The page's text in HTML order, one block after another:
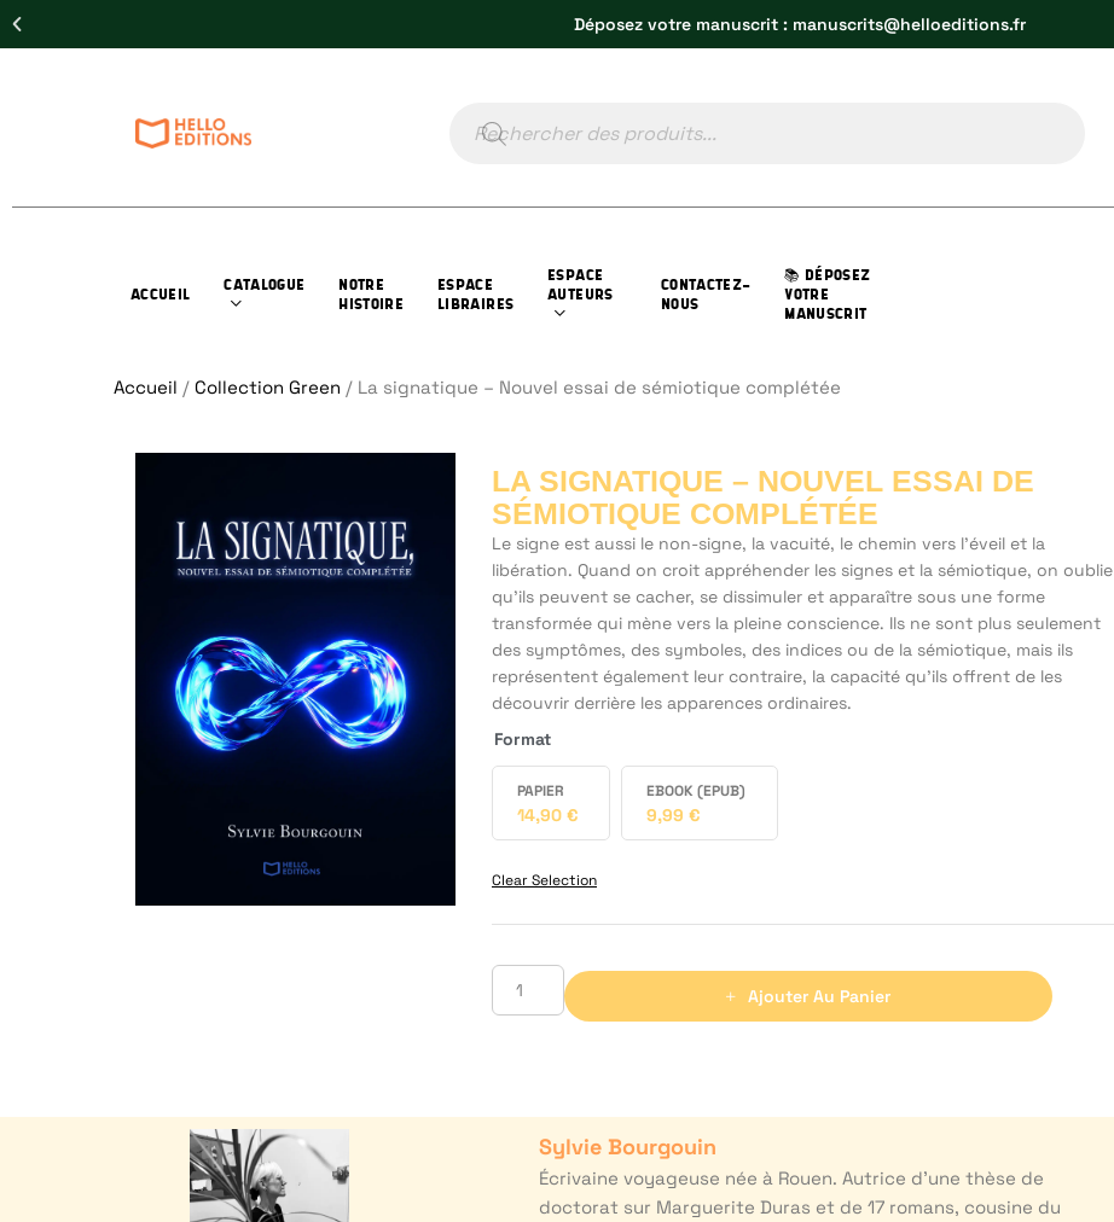
Déposez votre manuscrit : manuscrits@helloeditions.fr
ACCUEIL
CATALOGUE
NOTRE
HISTOIRE
ESPACE
LIBRAIRES
ESPACE
AUTEURS
CONTACTEZ-
NOUS
📚 DÉPOSEZ
VOTRE
MANUSCRIT
Accueil / Collection Green / La signatique – Nouvel essai de sémiotique complétée
LA SIGNATIQUE – NOUVEL ESSAI DE
SÉMIOTIQUE COMPLÉTÉE
Le signe est aussi le non-signe, la vacuité, le chemin vers l’éveil et la
libération. Quand on croit appréhender les signes et la sémiotique, on oublie
qu’ils peuvent se cacher, se dissimuler et apparaître sous une forme
transformée qui mène vers la pleine conscience. Ils ne sont plus seulement
des symptômes, des symboles, des indices ou de la sémiotique, mais ils
représentent également leur contraire, la capacité qu’ils offrent de les
découvrir derrière les apparences ordinaires.
Format
PAPIER
14,90 €
EBOOK (EPUB)
9,99 €
Clear Selection
Ajouter Au Panier
Sylvie Bourgouin
Écrivaine voyageuse née à Rouen. Autrice d’une thèse de
doctorat sur Marguerite Duras et de 17 romans, cousine du